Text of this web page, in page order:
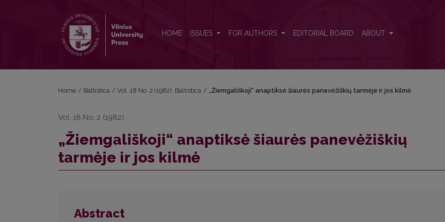
HOME ISSUES FOR AUTHORS EDITORIAL BOARD ABOUT
Home / Baltistica / Vol. 18 No. 2 (1982): Baltistica / „Žiemgališkoji“ anaptiksė šiaurės panevėžiškių tarmėje ir jos kilmė
Vol. 18 No. 2 (1982)
„Žiemgališkoji“ anaptiksė šiaurės panevėžiškių
tarmėje ir jos kilmė
Abstract